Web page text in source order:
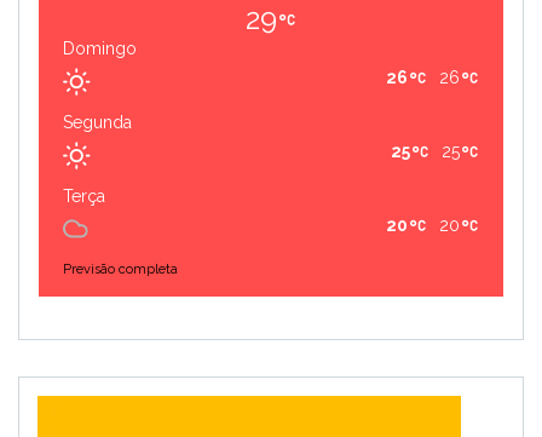
29
Domingo
26
26
Segunda
25
25
Terça
20
20
Previsão completa